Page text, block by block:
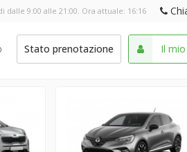
9:00 alle 21:00. Ora attuale: 16:16
Stato prenotazione Il